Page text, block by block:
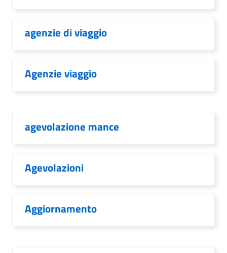
agenzie di viaggio
Agenzie viaggio
agevolazione mance
Agevolazioni
Aggiornamento